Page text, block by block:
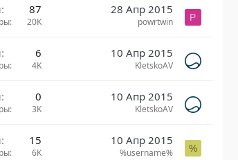
87
20K
28 Апр 2015
powrtwin P
6
4K
10 Апр 2015
KletskoAV
0
3K
10 Апр 2015
KletskoAV
15
6K
10 Апр 2015
%username% %